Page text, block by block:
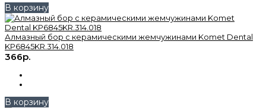
В корзину
Алмазный бор с керамическими жемчужинами Komet Dental
KP6845KR.314.018
366р.
В корзину